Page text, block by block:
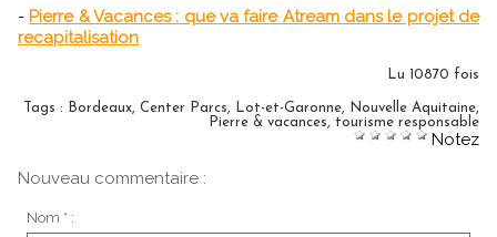
- Pierre & Vacances : que va faire Atream dans le projet de
recapitalisation
Lu 10870 fois
Tags : Bordeaux, Center Parcs, Lot-et-Garonne, Nouvelle Aquitaine,
Pierre & vacances, tourisme responsable
Notez
Nouveau commentaire :
Nom * :